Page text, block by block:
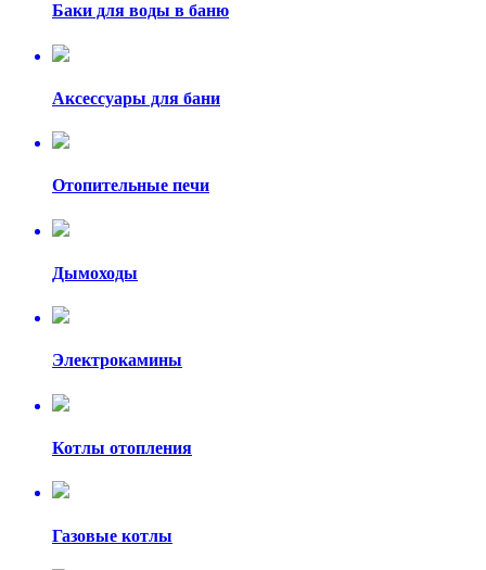
Баки для воды в баню
Аксессуары для бани
Отопительные печи
Дымоходы
Электрокамины
Котлы отопления
Газовые котлы